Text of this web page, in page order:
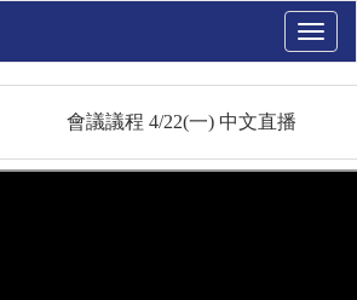
Toggle
會議議程 4/22(一) 中文直播